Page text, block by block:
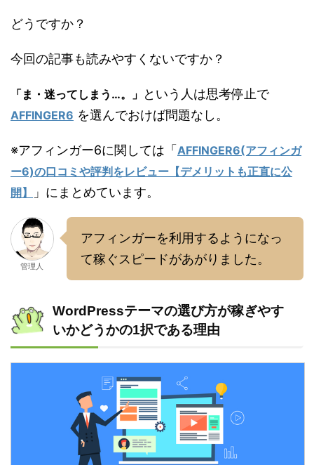
どうですか？
今回の記事も読みやすくないですか？
「ま・迷ってしまう…。」 という人は思考停止で
AFFINGER6 を選んでおけば問題なし。
※アフィンガー6に関しては「 AFFINGER6(アフィンガ
ー6)の口コミや評判をレビュー【デメリットも正直に公
開】
」にまとめています。
管理人
アフィンガーを利用するようになっ
て稼ぐスピードがあがりました。
WordPressテーマの選び方が稼ぎやす
いかどうかの1択である理由